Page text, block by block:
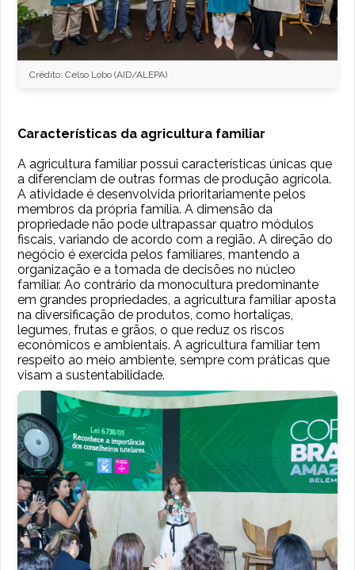
Crédito: Celso Lobo (AID/ALEPA)
Características da agricultura familiar
A agricultura familiar possui características únicas que
a diferenciam de outras formas de produção agrícola.
A atividade é desenvolvida prioritariamente pelos
membros da própria família. A dimensão da
propriedade não pode ultrapassar quatro módulos
fiscais, variando de acordo com a região. A direção do
negócio é exercida pelos familiares, mantendo a
organização e a tomada de decisões no núcleo
familiar. Ao contrário da monocultura predominante
em grandes propriedades, a agricultura familiar aposta
na diversificação de produtos, como hortaliças,
legumes, frutas e grãos, o que reduz os riscos
econômicos e ambientais. A agricultura familiar tem
respeito ao meio ambiente, sempre com práticas que
visam a sustentabilidade.